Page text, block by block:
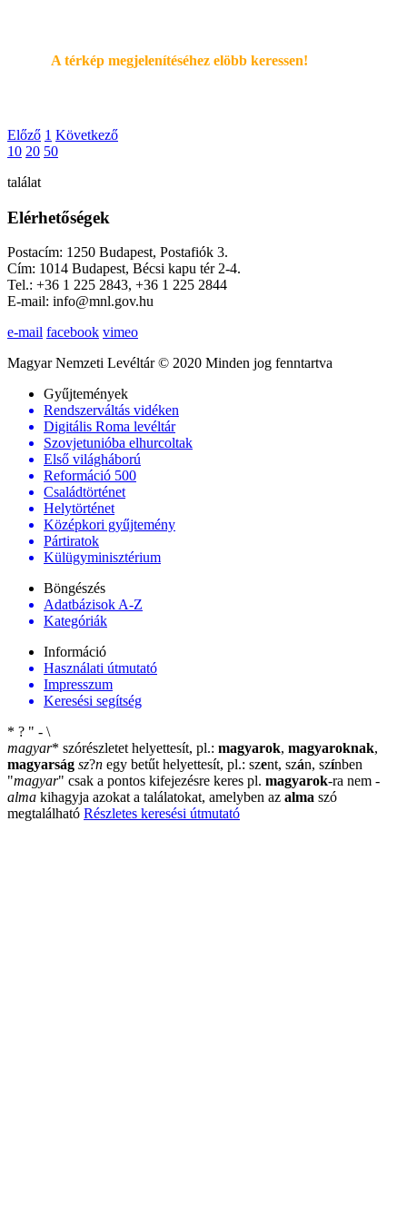
A térkép megjelenítéséhez elöbb keressen!
Előző 1 Következő
10 20 50
találat
Elérhetőségek
Postacím: 1250 Budapest, Postafiók 3.
Cím: 1014 Budapest, Bécsi kapu tér 2-4.
Tel.: +36 1 225 2843, +36 1 225 2844
E-mail: info@mnl.gov.hu
e-mail facebook vimeo
Magyar Nemzeti Levéltár © 2020 Minden jog fenntartva
Gyűjtemények
Rendszerváltás vidéken
Digitális Roma levéltár
Szovjetunióba elhurcoltak
Első világháború
Reformáció 500
Családtörténet
Helytörténet
Középkori gyűjtemény
Pártiratok
Külügyminisztérium
Böngészés
Adatbázisok A-Z
Kategóriák
Információ
Használati útmutató
Impresszum
Keresési segítség
* ? " - \
magyar* szórészletet helyettesít, pl.: magyarok, magyaroknak,
magyarság sz?n egy betűt helyettesít, pl.: szent, szán, színben
"magyar" csak a pontos kifejezésre keres pl. magyarok-ra nem -
alma kihagyja azokat a találatokat, amelyben az alma szó
megtalálható Részletes keresési útmutató